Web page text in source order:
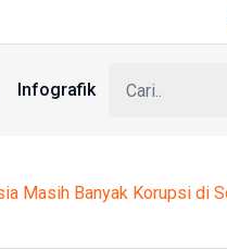
Infografik
Masih Banyak Korupsi di